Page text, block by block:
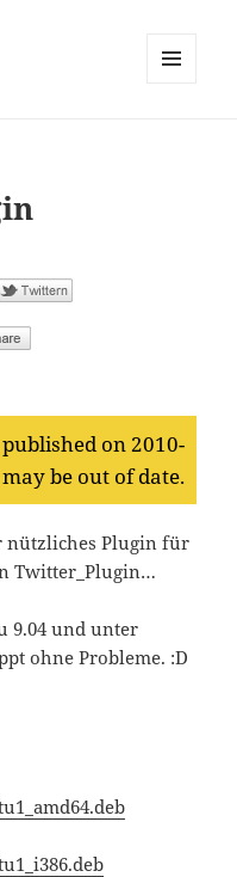
on 2010-
be out of date.
nützliches Plugin für
Twitter_Plugin…
9.04 und unter
ohne Probleme. :D